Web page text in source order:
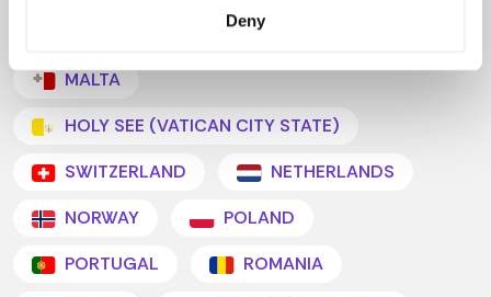
Deny
REPUBLIC OF
MALTA
HOLY SEE (VATICAN CITY STATE)
SWITZERLAND
NETHERLANDS
NORWAY
POLAND
PORTUGAL
ROMANIA